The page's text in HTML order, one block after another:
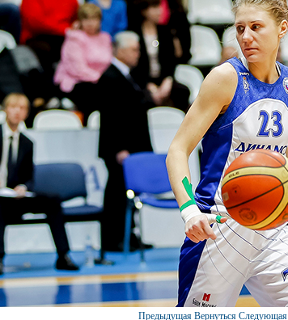
Предыдущая Вернуться Следующая